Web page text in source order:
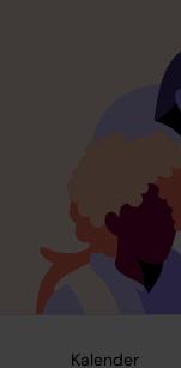
Kalender